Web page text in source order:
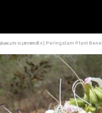
ഗുണങ്ങൾ.!! | Peringalam Plant